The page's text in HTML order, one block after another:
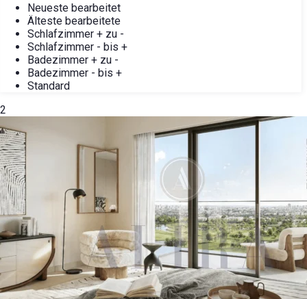
Neueste bearbeitet
Älteste bearbeitete
Schlafzimmer + zu -
Schlafzimmer - bis +
Badezimmer + zu -
Badezimmer - bis +
Standard
2